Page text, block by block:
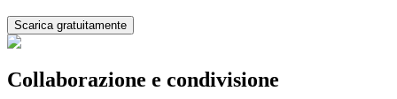
Scarica gratuitamente
Collaborazione e condivisione